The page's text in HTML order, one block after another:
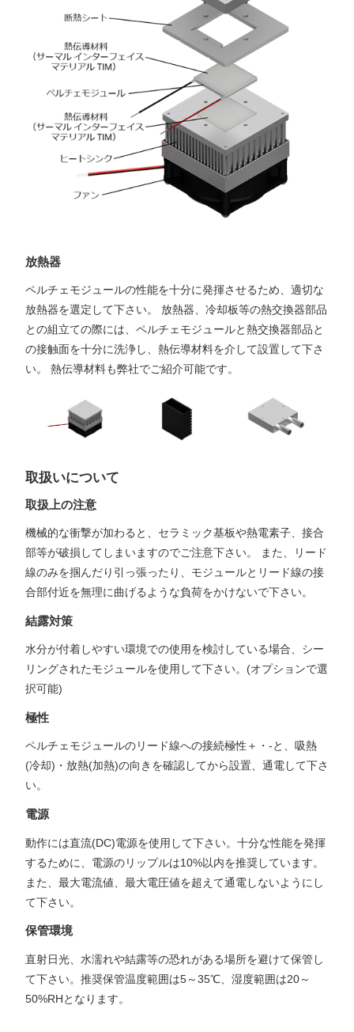
放熱器
ペルチェモジュールの性能を十分に発揮させるため、適切な
放熱器を選定して下さい。 放熱器、冷却板等の熱交換器部品
との組立ての際には、ペルチェモジュールと熱交換器部品と
の接触面を十分に洗浄し、熱伝導材料を介して設置して下さ
い。 熱伝導材料も弊社でご紹介可能です。
取扱いについて
取扱上の注意
機械的な衝撃が加わると、セラミック基板や熱電素子、接合
部等が破損してしまいますのでご注意下さい。 また、リード
線のみを掴んだり引っ張ったり、モジュールとリード線の接
合部付近を無理に曲げるような負荷をかけないで下さい。
結露対策
水分が付着しやすい環境での使用を検討している場合、シー
リングされたモジュールを使用して下さい。(オプションで選
択可能)
極性
ペルチェモジュールのリード線への接続極性＋・-と、吸熱
(冷却)・放熱(加熱)の向きを確認してから設置、通電して下さ
い。
電源
動作には直流(DC)電源を使用して下さい。十分な性能を発揮
するために、電源のリップルは10%以内を推奨しています。
また、最大電流値、最大電圧値を超えて通電しないようにし
て下さい。
保管環境
直射日光、水濡れや結露等の恐れがある場所を避けて保管し
て下さい。推奨保管温度範囲は5～35℃、湿度範囲は20～
50%RHとなります。